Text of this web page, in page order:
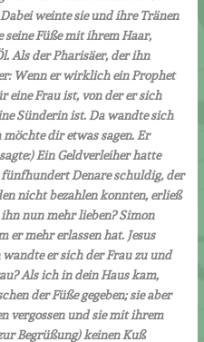
weinte sie und ihre Tränen
seine Füße mit ihrem Haar,
Als der Pharisäer, der ihn
Wenn er wirklich ein Prophet
eine Frau ist, von der er sich
Sünderin ist. Da wandte sich
möchte dir etwas sagen. Er
Ein Geldverleiher hatte
Denare schuldig, der
nicht bezahlen konnten, erließ
nun mehr lieben? Simon
er mehr erlassen hat. Jesus
er sich der Frau zu und
Als ich in dein Haus kam,
der Füße gegeben; sie aber
vergossen und sie mit ihrem
Begrüßung) keinen Kuß